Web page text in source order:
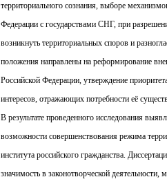
территориального сознания, выборе
Федерации с государствами СНГ, при
возникнуть территориальных споров и
положения направлены на реформирование
Российской Федерации, утверждение
интересов, отражающих потребности её
В результате проведенного исследования
возможности совершенствования режима
института российского гражданства.
значимость в законотворческой